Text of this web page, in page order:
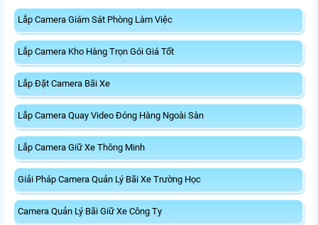
Lắp Camera Giám Sát Phòng Làm Việc
Lắp Camera Kho Hàng Trọn Gói Giá Tốt
Lắp Đặt Camera Bãi Xe
Lắp Camera Quay Video Đóng Hàng Ngoài Sàn
Lắp Camera Giữ Xe Thông Minh
Giải Pháp Camera Quản Lý Bãi Xe Trường Học
Camera Quản Lý Bãi Giữ Xe Công Ty